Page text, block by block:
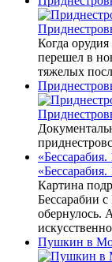
Когда
перешел в
тяжелых
«Бессарабия.
«Бессарабия.
Картина
Бессарабии
обернулось.
Пушкин в